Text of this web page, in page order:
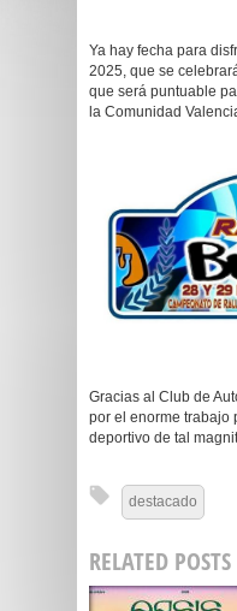
Ya hay fecha para
2025, que se
que será puntuable
la Comunidad
Gracias al Club de
por el enorme trabajo
deportivo de tal
destacado
RELATED POSTS